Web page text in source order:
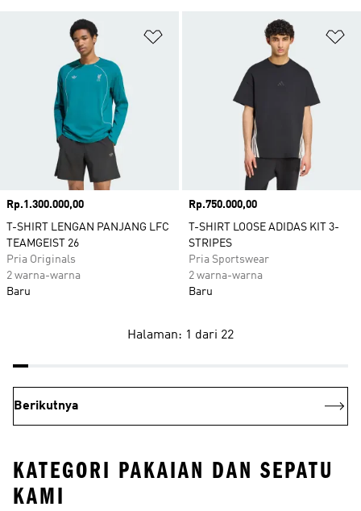
Tambahkan ke Wishlist
Harga
Rp.1.300.000,00
T-SHIRT LENGAN PANJANG LFC
TEAMGEIST 26
Pria Originals
2 warna-warna
Baru
Harga
Rp.750.000,00
T-SHIRT LOOSE ADIDAS KIT 3-
STRIPES
Pria Sportswear
2 warna-warna
Baru
Halaman: 1 dari 22
Berikutnya
KATEGORI PAKAIAN DAN SEPATU
KAMI